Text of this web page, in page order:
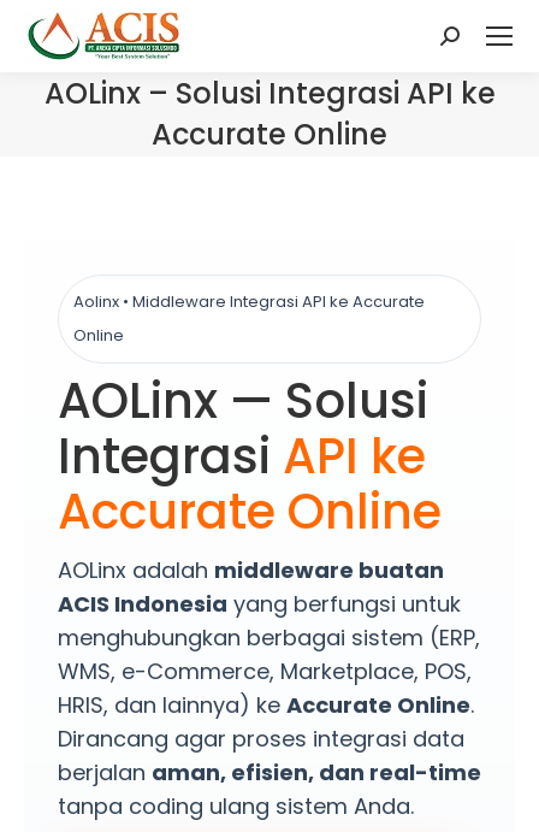
Search:
AOLinx – Solusi Integrasi API ke
Accurate Online
Aolinx • Middleware Integrasi API ke Accurate
Online
AOLinx — Solusi
Integrasi API ke
Accurate Online
AOLinx adalah middleware buatan
ACIS Indonesia yang berfungsi untuk
menghubungkan berbagai sistem (ERP,
WMS, e-Commerce, Marketplace, POS,
HRIS, dan lainnya) ke Accurate Online.
Dirancang agar proses integrasi data
berjalan aman, efisien, dan real-time
tanpa coding ulang sistem Anda.